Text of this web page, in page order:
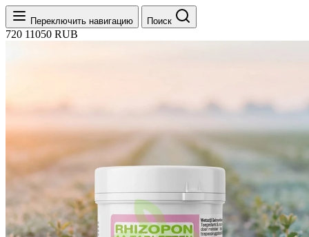
Переключить навигацию Поиск
720 11050 RUB